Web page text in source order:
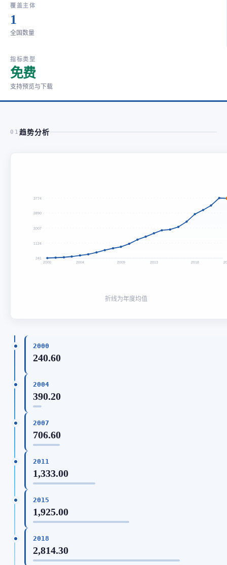
覆盖主体
1
全国数量
指标类型
免费
支持预览与下载
01 趋势分析
3774
2890
2007
1124
241
2000 2004 2009 2013 2018
折线为年度均值
2000
240.60
2004
390.20
2007
706.60
2011
1,333.00
2015
1,925.00
2018
2,814.30